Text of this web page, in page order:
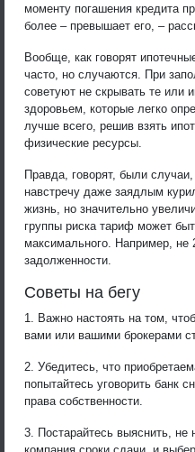
моменту погашения кредита
более – превышает его, –
Вообще, как говорят
часто, но случаются. При
советуют не скрывать те или
здоровьем, которые легко
лучше всего, решив взять
физические ресурсы.
Правда, говорят, были
навстречу даже заядлым
жизнь, но значительно
группы риска тариф может
максимального. Например, не
задолженности.
Советы на бегу
1. Важно настоять на том,
вами или вашими брокерами
2. Убедитесь, что
попытайтесь уговорить банк
права собственности.
3. Постарайтесь выяснить, не